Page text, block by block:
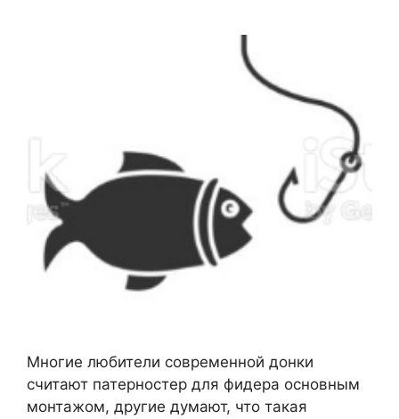
Многие любители современной донки
считают патерностер для фидера основным
монтажом, другие думают, что такая